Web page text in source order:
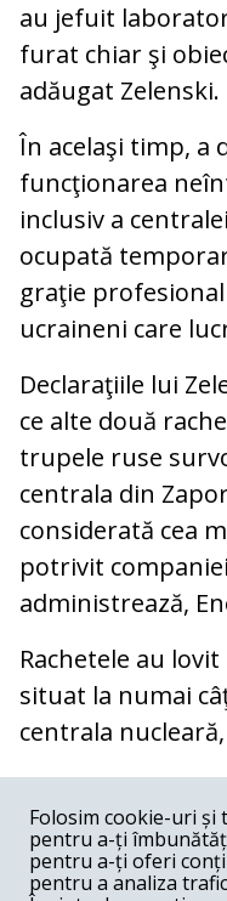
au jefuit
furat chiar şi
adăugat Zelenski.
În acelaşi timp, a
funcţionarea
inclusiv a
ocupată
graţie
ucraineni care
Declaraţiile lui
ce alte două
trupele ruse
centrala din
considerată cea
potrivit
administrează,
Rachetele au
situat la numai
centrala
COMENTARII
Nume
Folosim cookie-uri
pentru a-ți
pentru a-ți oferi
pentru a analiza